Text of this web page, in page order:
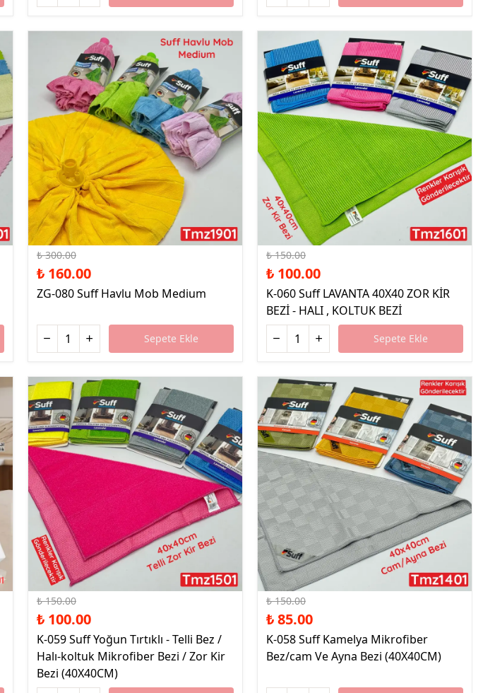
%47 İndirim
₺ 300.00
₺ 160.00
ZG-080 Suff Havlu Mob Medium
Sepete Ekle
%33 İndirim
₺ 150.00
₺ 100.00
K-060 Suff LAVANTA 40X40 ZOR KİR
BEZİ - HALI , KOLTUK BEZİ
Sepete Ekle
%33 İndirim
₺ 150.00
₺ 100.00
K-059 Suff Yoğun Tırtıklı - Telli Bez /
Halı-koltuk Mikrofiber Bezi / Zor Kir
Bezi (40X40CM)
%43 İndirim
₺ 150.00
₺ 85.00
K-058 Suff Kamelya Mikrofiber
Bez/cam Ve Ayna Bezi (40X40CM)